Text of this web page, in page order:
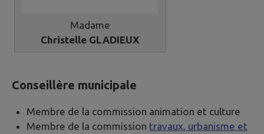
Madame
Christelle GLADIEUX
Conseillère municipale
Membre de la commission animation et culture
Membre de la commission travaux, urbanisme et